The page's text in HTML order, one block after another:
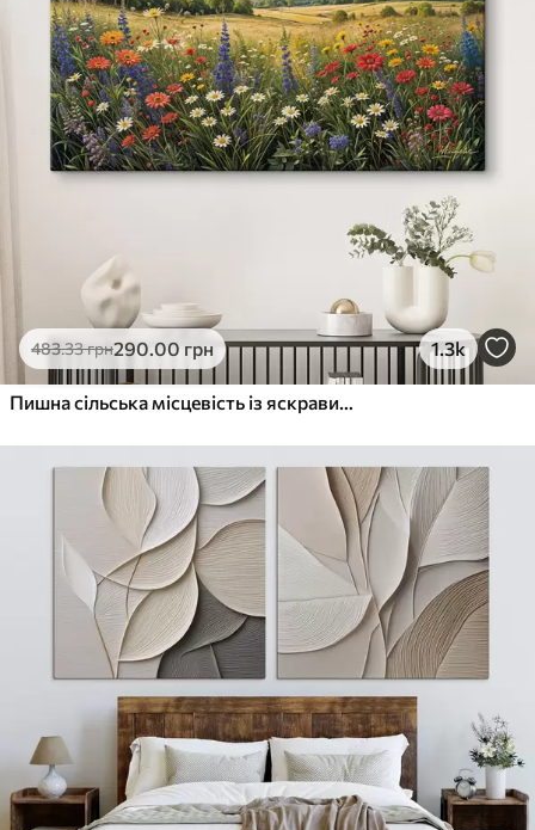
483.33грн290.00 грн 1.3k
Пишна сільська місцевість із яскравим лугом диких квітів, наповненим різнокольоровими квітами під хмарним небом